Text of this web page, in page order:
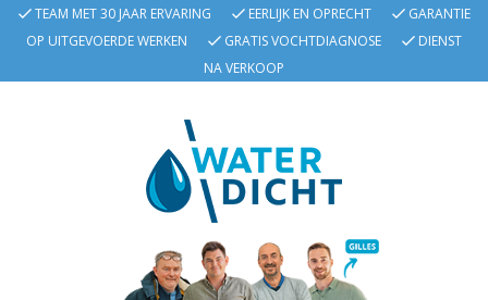
TEAM MET 30 JAAR ERVARING EERLIJK EN OPRECHT
GARANTIE
OP UITGEVOERDE WERKEN
GRATIS VOCHTDIAGNOSE
DIENST
NA VERKOOP